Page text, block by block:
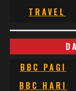
TRAVEL
BBC PAGI
BBC HARI